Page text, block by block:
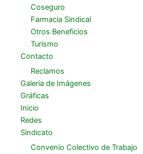
Coseguro
Farmacia Sindical
Otros Beneficios
Turismo
Contacto
Reclamos
Galería de Imágenes
Gráficas
Inicio
Redes
Sindicato
Convenio Colectivo de Trabajo